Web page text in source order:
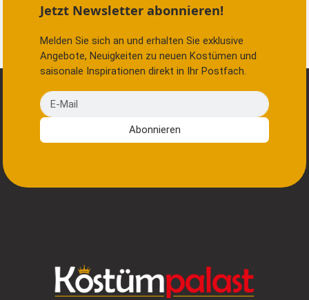
Jetzt Newsletter abonnieren!
Melden Sie sich an und erhalten Sie exklusive
Angebote, Neuigkeiten zu neuen Kostümen und
saisonale Inspirationen direkt in Ihr Postfach.
E-Mail
Abonnieren